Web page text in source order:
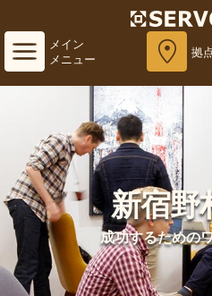
メイン
メニュー
拠
新宿野
成功するための